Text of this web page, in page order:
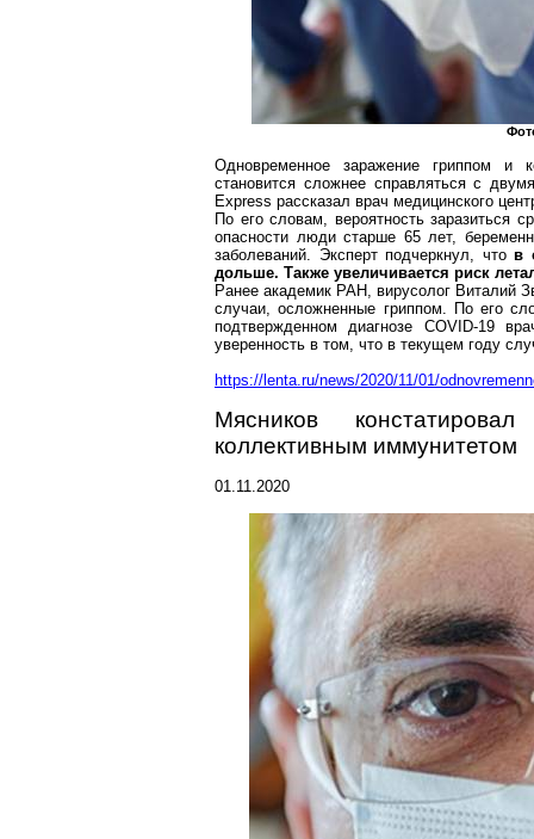
Одновременное заражение гриппом и
становится сложнее справляться с
Express рассказал врач медицинского
По его словам, вероятность заразиться
опасности люди старше 65 лет,
заболеваний. Эксперт подчеркнул, чтов
дольше. Также увеличивается риск
Ранее академик РАН, вирусолог Виталий
случаи, осложненные гриппом. По его
подтвержденном диагнозе COVID-19
уверенность в том, что в текущем году
https://lenta.ru/news/2020/11/01/
Мясников
коллективным иммунитетом
01.11.2020